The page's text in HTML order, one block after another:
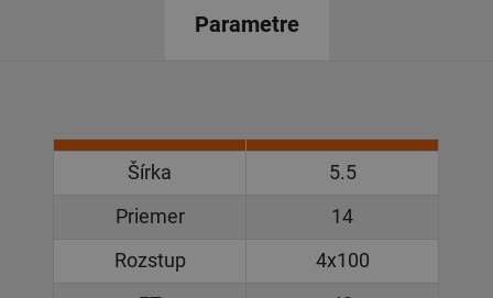
Parametre
Šírka
5.5
Priemer
14
Rozstup
4x100